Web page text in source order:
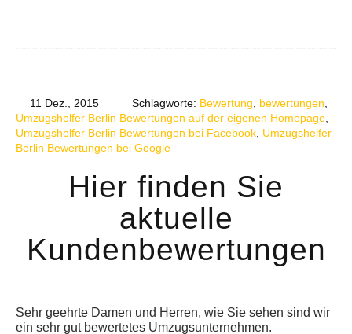
11 Dez., 2015 Schlagworte: Bewertung bewertungen
Umzugshelfer Berlin Bewertungen auf der eigenen Homepage
Umzugshelfer Berlin Bewertungen bei Facebook Umzugshelfer
Berlin Bewertungen bei Google
Hier finden Sie
aktuelle
Kundenbewertungen
Sehr geehrte Damen und Herren, wie Sie sehen sind wir
ein sehr gut bewertetes Umzugsunternehmen.